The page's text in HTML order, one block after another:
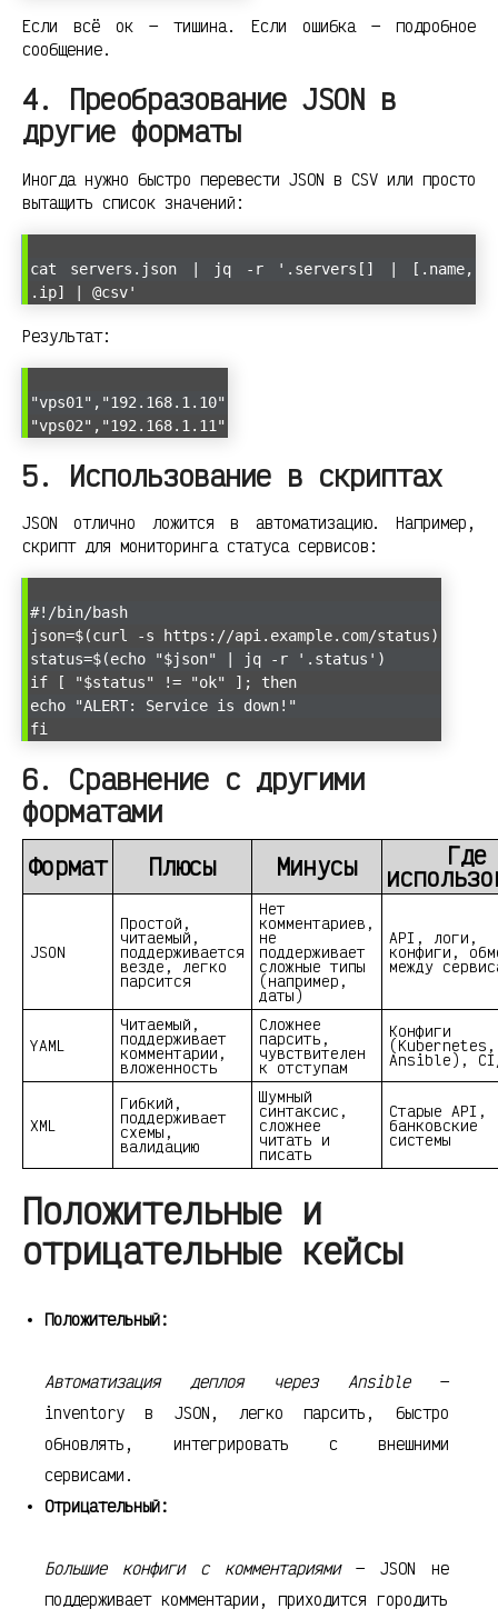
Если всё ок — тишина. Если ошибка — подробное
сообщение.
4. Преобразование JSON в
другие форматы
Иногда нужно быстро перевести JSON в CSV или просто
вытащить список значений:
cat servers.json | jq -r '.servers[] | [.name,
.ip] | @csv'
Результат:
"vps01","192.168.1.10"
"vps02","192.168.1.11"
5. Использование в скриптах
JSON отлично ложится в автоматизацию. Например,
скрипт для мониторинга статуса сервисов:
#!/bin/bash
json=$(curl -s https://api.example.com/status)
status=$(echo "$json" | jq -r '.status')
if [ "$status" != "ok" ]; then
echo "ALERT: Service is down!"
fi
6. Сравнение с другими
форматами
Формат Плюсы Минусы Где
JSON
Простой,
читаемый,
поддерживается
везде, легко
парсится
Нет
комментариев,
не
поддерживает
сложные типы
(например,
даты)
API, логи,
конфиги,
между
YAML
Читаемый,
поддерживает
комментарии,
вложенность
Сложнее
парсить,
чувствителен
к отступам
Конфиги
(Kubernetes,
Ansible),
XML
Гибкий,
поддерживает
схемы,
валидацию
Шумный
синтаксис,
сложнее
читать и
писать
Старые API,
банковские
системы
Положительные и
отрицательные кейсы
Положительный:
Автоматизация деплоя через Ansible—
inventory в JSON, легко парсить, быстро
обновлять, интегрировать с внешними
сервисами.
Отрицательный:
Большие конфиги с комментариями— JSON не
поддерживает комментарии, приходится городить